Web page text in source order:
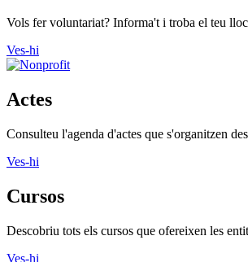
Vols fer voluntariat? Informa't i troba el teu lloc
Ves-hi
Actes
Consulteu l'agenda d'actes que s'organitzen
Ves-hi
Cursos
Descobriu tots els cursos que ofereixen les
Ves-hi